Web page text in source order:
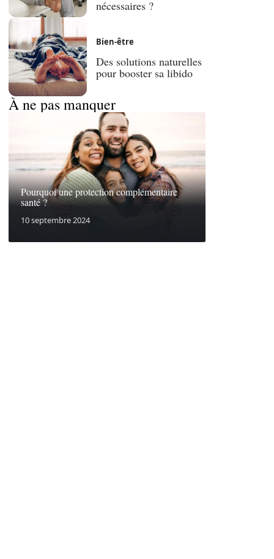
nécessaires ?
Bien-être
Des solutions naturelles
pour booster sa libido
À ne pas manquer
Pourquoi une protection complémentaire
santé ?
10 septembre 2024